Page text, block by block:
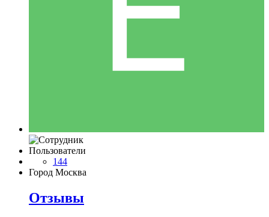
Пользователи
144
Город Москва
Отзывы